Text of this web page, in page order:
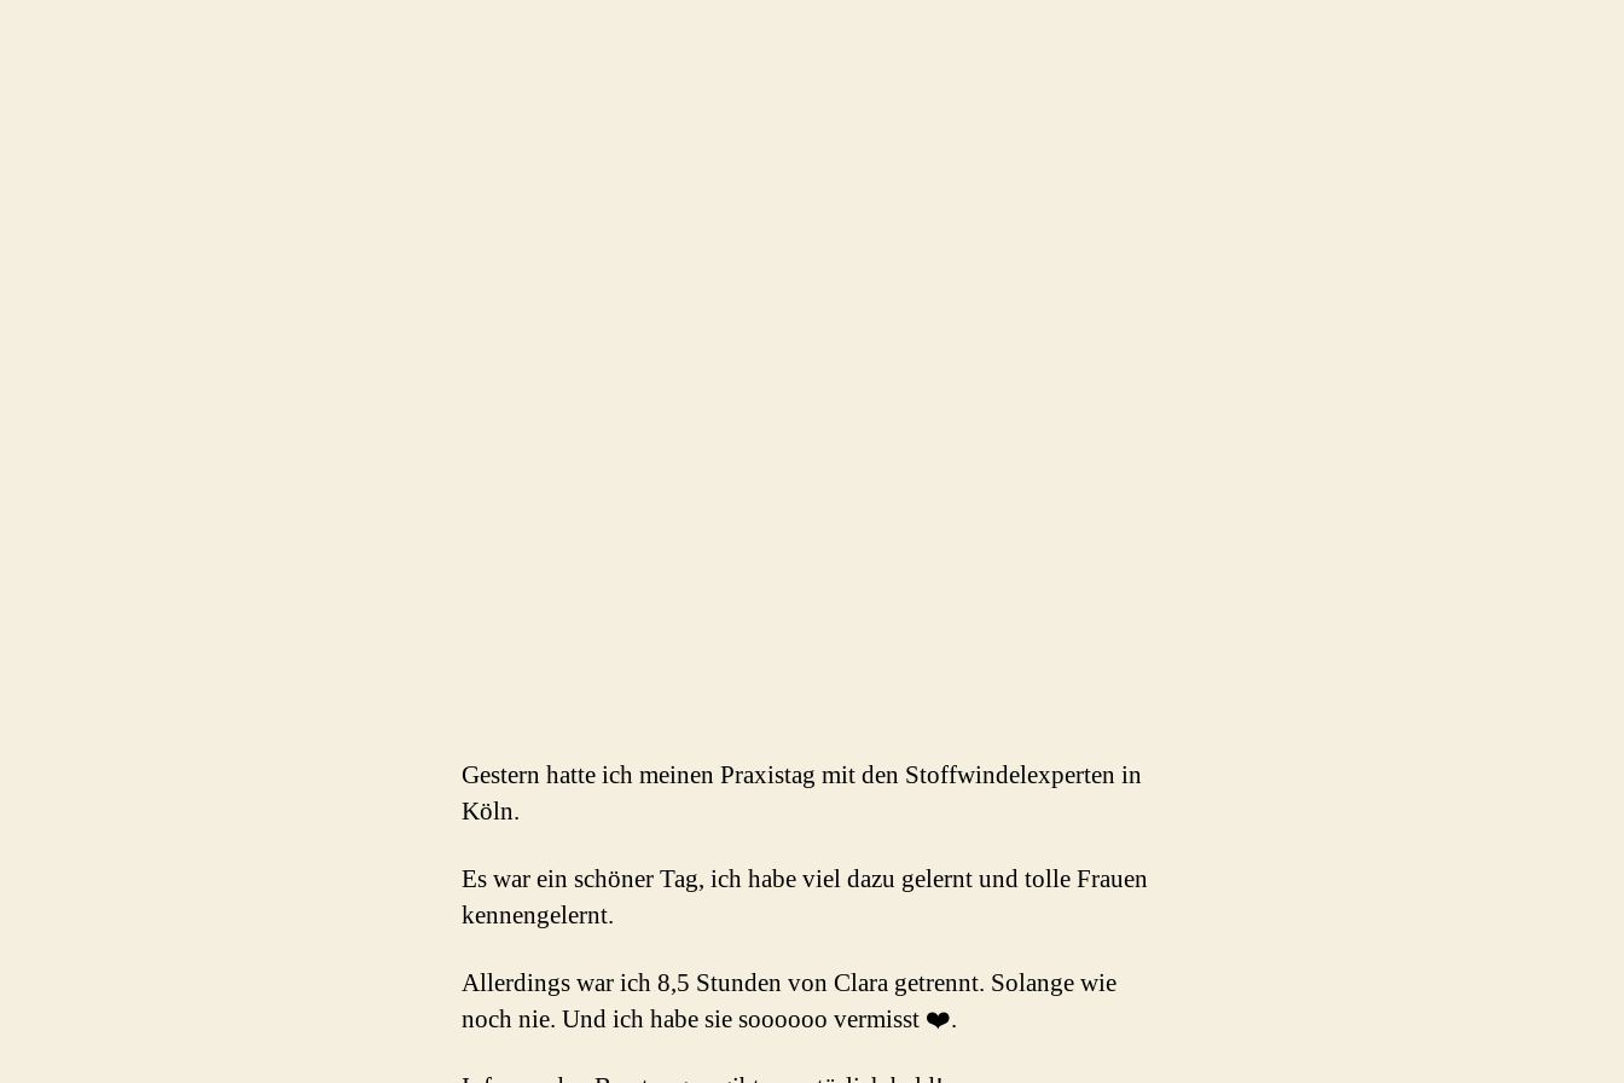
Gestern hatte ich meinen Praxistag mit den Stoffwindelexperten in
Köln.
Es war ein schöner Tag, ich habe viel dazu gelernt und tolle Frauen
kennengelernt.
Allerdings war ich 8,5 Stunden von Clara getrennt. Solange wie
noch nie. Und ich habe sie soooooo vermisst ❤️.